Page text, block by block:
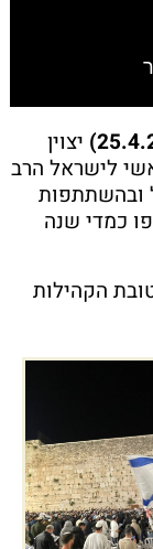
יצוין
לישראל הרב
ובהשתתפות
כמדי שנה
הקהילות